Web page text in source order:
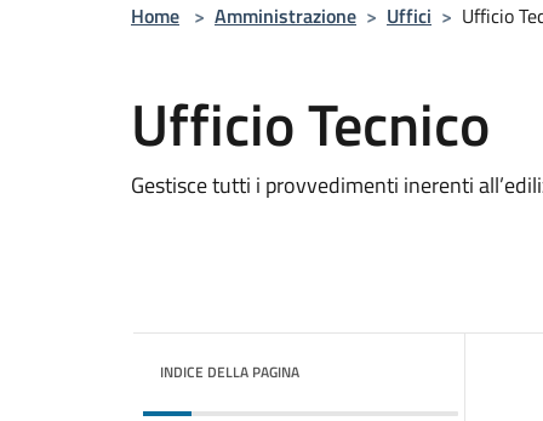
Home > Amministrazione > Uffici > Ufficio
Ufficio Tecnico
Gestisce tutti i provvedimenti inerenti
INDICE DELLA PAGINA